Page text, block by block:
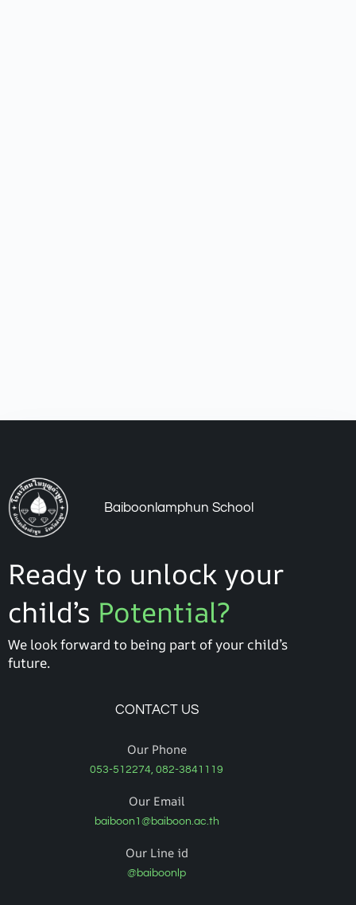
Baiboonlamphun School
Ready to unlock your
child’s Potential?
We look forward to being part of your child’s
future.
CONTACT US
Our Phone
053-512274, 082-3841119
Our Email
baiboon1@baiboon.ac.th
Our Line id
@baiboonlp